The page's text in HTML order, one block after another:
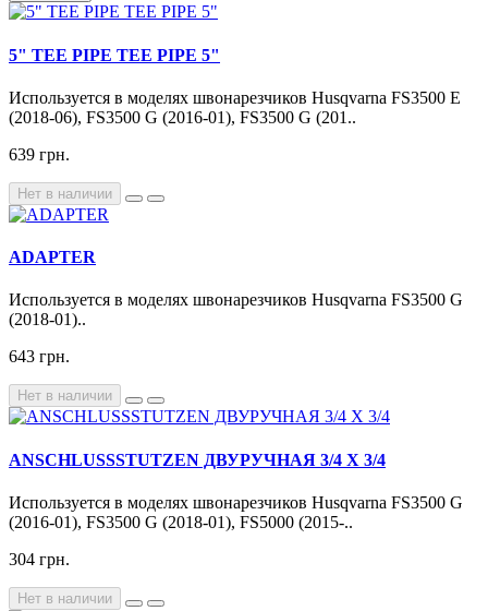
5" TEE PIPE TEE PIPE 5"
Используется в моделях швонарезчиков Husqvarna FS3500 E
(2018-06), FS3500 G (2016-01), FS3500 G (201..
639 грн.
Нет в наличии
ADAPTER
Используется в моделях швонарезчиков Husqvarna FS3500 G
(2018-01)..
643 грн.
Нет в наличии
ANSCHLUSSSTUTZEN ДВУРУЧНАЯ 3/4 Х 3/4
Используется в моделях швонарезчиков Husqvarna FS3500 G
(2016-01), FS3500 G (2018-01), FS5000 (2015-..
304 грн.
Нет в наличии